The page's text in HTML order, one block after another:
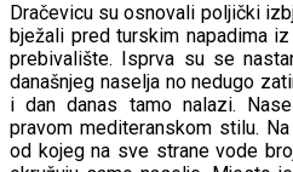
Dračevicu su osnovali poljički
bježali pred turskim napadima
prebivalište. Isprva su se
današnjeg naselja no nedugo
i dan danas tamo nalazi.
pravom mediteranskom stilu.
od kojeg na sve strane vode